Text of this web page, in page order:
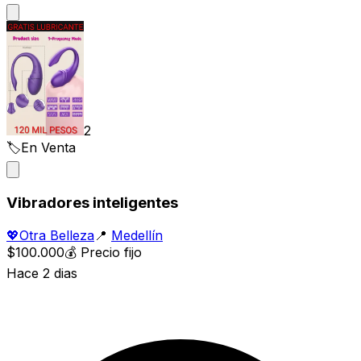
2
🏷️En Venta
Vibradores inteligentes
💖Otra Belleza 📍 Medellín
$100.000💰 Precio fijo
Hace 2 dias